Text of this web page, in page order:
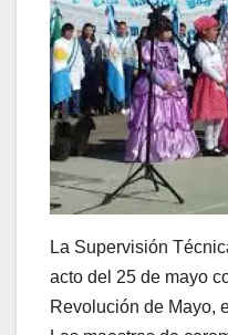
La Supervisión
acto del 25 de mayo
Revolución de Mayo,